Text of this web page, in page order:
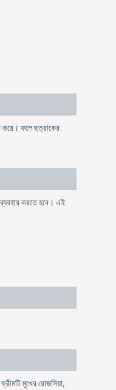
করে। ফলে ছত্রাকের
ব্যবহার করতে হবে। এই
মুখের রােজসিয়া,